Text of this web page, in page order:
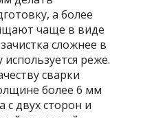
а более
чаще в виде
сложнее в
реже.
сварки
более 6 мм
с двух сторон и